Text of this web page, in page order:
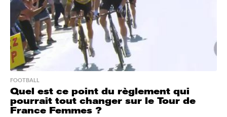
FOOTBALL
Quel est ce point du règlement qui
pourrait tout changer sur le Tour de
France Femmes ?